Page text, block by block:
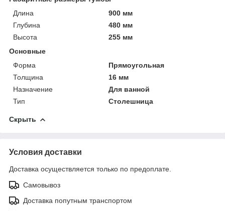
Длина
900 мм
Глубина
480 мм
Высота
255 мм
Основные
Форма
Прямоугольная
Толщина
16 мм
Назначение
Для ванной
Тип
Столешница
Скрыть
Условия доставки
Доставка осуществляется только по предоплате.
Самовывоз
Доставка попутным транспортом